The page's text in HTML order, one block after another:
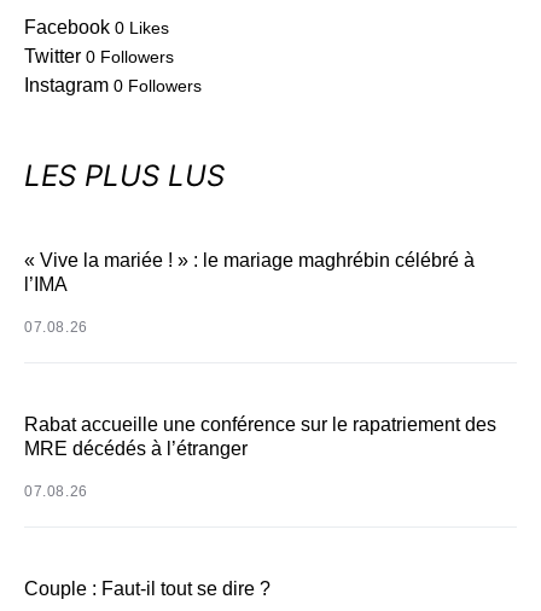
Facebook 0 Likes
Twitter 0 Followers
Instagram 0 Followers
LES PLUS LUS
« Vive la mariée ! » : le mariage maghrébin célébré à
l’IMA
07.08.26
Rabat accueille une conférence sur le rapatriement des
MRE décédés à l’étranger
07.08.26
Couple : Faut-il tout se dire ?